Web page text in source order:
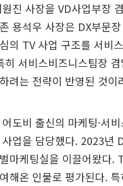
진 사장을 VD사업부장
용석우 사장은 DX부문
의 TV 사업 구조를 서비
히 서비스비즈니스팀장
려는 전략이 반영된 것이
도비 출신의 마케팅·서
업을 담당했다. 2023년
마케팅실을 이끌어왔다.
해온 인물로 평가된다.